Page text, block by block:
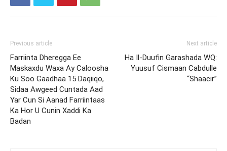
Previous article
Farriinta Dheregga Ee
Maskaxdu Waxa Ay Caloosha
Ku Soo Gaadhaa 15 Daqiiqo,
Sidaa Awgeed Cuntada Aad
Yar Cun Si Aanad Farriintaas
Ka Hor U Cunin Xaddi Ka
Badan
Next article
Ha Il-Duufin Garashada WQ:
Yuusuf Cismaan Cabdulle
“Shaacir”